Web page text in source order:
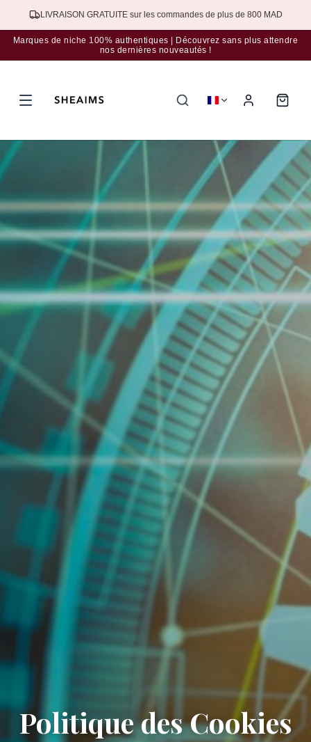
Abonnez-vous à la newsletter pour bénéficier d'une réduction de 5%.
Marques de niche 100% authentiques | Découvrez sans plus attendre
nos dernières nouveautés !
Politique des Cookies